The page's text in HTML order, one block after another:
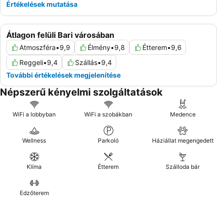
Átlagon felüli Bari városában
Atmoszféra•9,9 Élmény•9,8 Étterem•9,6
Reggeli•9,4 Szállás•9,4
További értékelések megjelenítése
Értékelések mutatása
Népszerű kényelmi szolgáltatások
WiFi a lobbyban WiFi a szobákban Medence
Wellness Parkoló Háziállat megengedett
Klíma Étterem Szálloda bár
Edzőterem